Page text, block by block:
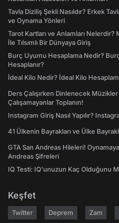
Tavla Diziliş Şekli Nasıldır? Erkek
ve Oynama Yönleri
Tarot Kartları ve Anlamları
İle Tılsımlı Bir Dünyaya Giriş
Burç Uyumu Hesaplama Nedir?
Hesaplanır?
İdeal Kilo Nedir? İdeal Kilo Hesaplama
Ders Çalışırken Dinlenecek
Çalışamayanlar Toplanın!
Instagram Giriş Nasıl Yapılır?
41 Ülkenin Bayrakları ve Ülke
GTA San Andreas Hileleri!
Andreas Şifreleri
IQ Testi: IQ'unuzun Kaç Olduğunu
Keşfet
Twitter Deprem Zam